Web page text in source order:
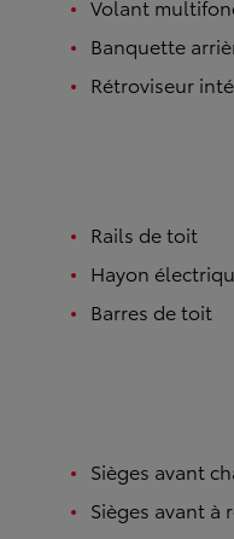
Volant
Banquette
Rétroviseur
Rails de toit
Hayon
Barres de toit
Sièges avant
Sièges avant à